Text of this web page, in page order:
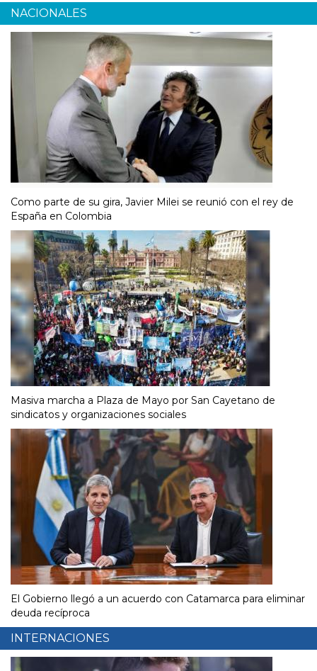
NACIONALES
Como parte de su gira, Javier Milei se reunió con el rey de
España en Colombia
Masiva marcha a Plaza de Mayo por San Cayetano de
sindicatos y organizaciones sociales
El Gobierno llegó a un acuerdo con Catamarca para eliminar
deuda recíproca
INTERNACIONES